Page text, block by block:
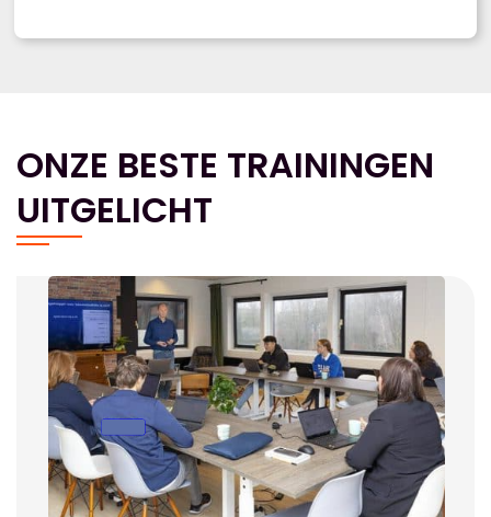
ONZE BESTE TRAININGEN
UITGELICHT